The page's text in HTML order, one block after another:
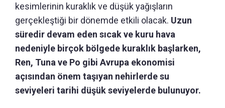
kesimlerinin kuraklık ve düşük yağışların
gerçekleştiği bir dönemde etkili olacak. Uzun
süredir devam eden sıcak ve kuru hava
nedeniyle birçok bölgede kuraklık başlarken,
Ren, Tuna ve Po gibi Avrupa ekonomisi
açısından önem taşıyan nehirlerde su
seviyeleri tarihi düşük seviyelerde bulunuyor.